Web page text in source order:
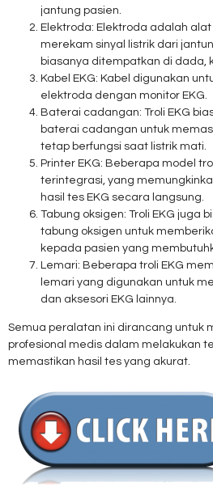
jantung pasien.
Elektroda: Elektroda adalah
merekam sinyal listrik dari
biasanya ditempatkan di dada,
Kabel EKG: Kabel digunakan
elektroda dengan monitor EKG.
Baterai cadangan: Troli EKG
baterai cadangan untuk
tetap berfungsi saat listrik mati.
Printer EKG: Beberapa model
terintegrasi, yang
hasil tes EKG secara langsung.
Tabung oksigen: Troli EKG juga
tabung oksigen untuk
kepada pasien yang
Lemari: Beberapa troli EKG
lemari yang digunakan untuk
dan aksesori EKG lainnya.
Semua peralatan ini dirancang untuk
profesional medis dalam melakukan
memastikan hasil tes yang akurat.